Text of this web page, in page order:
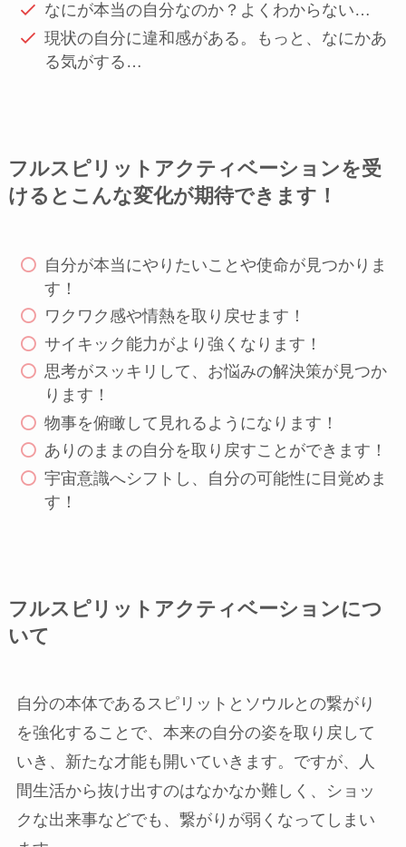
なにが本当の自分なのか？よくわからない…
現状の自分に違和感がある。もっと、なにかあ
る気がする…
フルスピリットアクティベーションを受
けるとこんな変化が期待できます！
自分が本当にやりたいことや使命が見つかりま
す！
ワクワク感や情熱を取り戻せます！
サイキック能力がより強くなります！
思考がスッキリして、お悩みの解決策が見つか
ります！
物事を俯瞰して見れるようになります！
ありのままの自分を取り戻すことができます！
宇宙意識へシフトし、自分の可能性に目覚めま
す！
フルスピリットアクティベーションにつ
いて
自分の本体であるスピリットとソウルとの繋がり
を強化することで、本来の自分の姿を取り戻して
いき、新たな才能も開いていきます。ですが、人
間生活から抜け出すのはなかなか難しく、ショッ
クな出来事などでも、繋がりが弱くなってしまい